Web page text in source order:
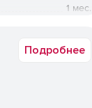
1 мес.
Подробнее